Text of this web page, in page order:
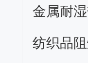
金属耐
纺织品